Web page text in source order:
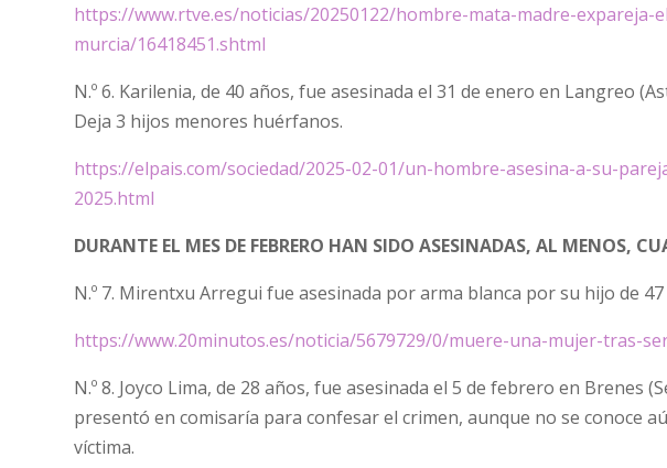
https://www.rtve.es/noticias/20250122/hombre-mata-madre-
murcia/16418451.shtml
N.º 6. Karilenia, de 40 años, fue asesinada el 31 de enero en Langreo
Deja 3 hijos menores huérfanos.
https://elpais.com/sociedad/2025-02-01/un-hombre-asesina-a-su-
2025.html
DURANTE EL MES DE FEBRERO HAN SIDO ASESINADAS, AL MENOS,
N.º 7. Mirentxu Arregui fue asesinada por arma blanca por su hijo de
https://www.20minutos.es/noticia/5679729/0/muere-una-mujer-tras-
N.º 8. Joyco Lima, de 28 años, fue asesinada el 5 de febrero en
presentó en comisaría para confesar el crimen, aunque no se conoce
víctima.